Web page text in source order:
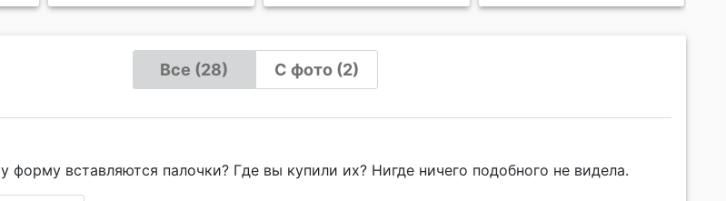
Все (28) С фото (2)
форму вставляются палочки? Где вы купили их? Нигде ничего подобного не видела.